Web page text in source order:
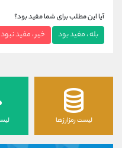
آیا این مطلب برای شما مفید بود؟
بله ، مفید بود خیر ، مفید نبود
لیست رمزارزها